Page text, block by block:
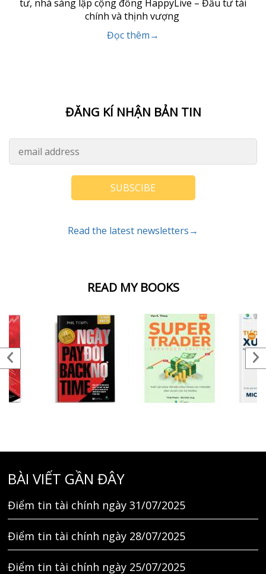
READ MY BOOKS
tư, nhà sáng lập cộng đồng HappyLive – Đầu tư tài
chính và thịnh vượng
Đọc thêm→
ĐĂNG KÍ NHẬN BẢN TIN
SUBSCIBE
Read the latest newsletters→
BÀI VIẾT GẦN ĐÂY
Điểm tin tài chính ngày 31/07/2025
Điểm tin tài chính ngày 28/07/2025
Điểm tin tài chính ngày 25/07/2025